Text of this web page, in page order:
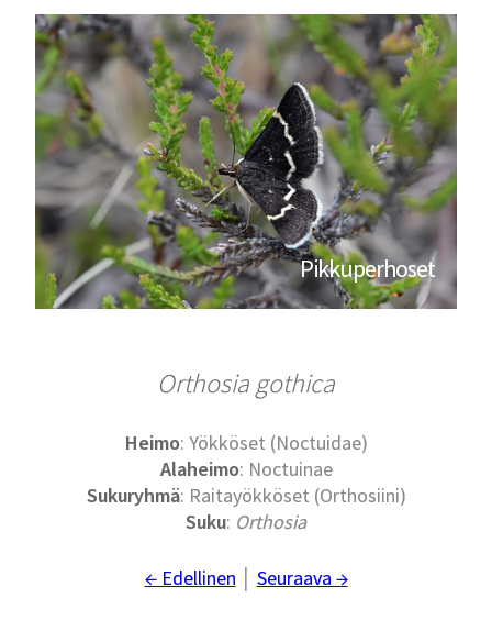
Pikkuperhoset
Orthosia gothica
Heimo: Yökköset (Noctuidae)
Alaheimo: Noctuinae
Sukuryhmä: Raitayökköset (Orthosiini)
Suku: Orthosia
← Edellinen Seuraava →